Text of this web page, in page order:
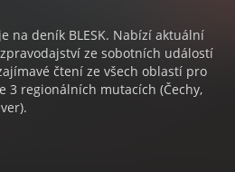
na deník BLESK. Nabízí aktuální
ze sobotních událostí
čtení ze všech oblastí pro
3 regionálních mutacích (Čechy,